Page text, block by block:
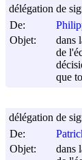
De:
Objet:
dans
de
que
délégation de
De:
Objet:
dans
délégation de